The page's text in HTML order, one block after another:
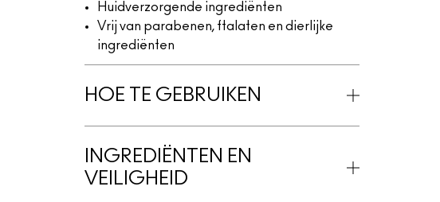
Huidverzorgende ingrediënten
Vrij van parabenen, ftalaten en dierlijke
ingrediënten
HOE TE GEBRUIKEN
INGREDIËNTEN EN
VEILIGHEID